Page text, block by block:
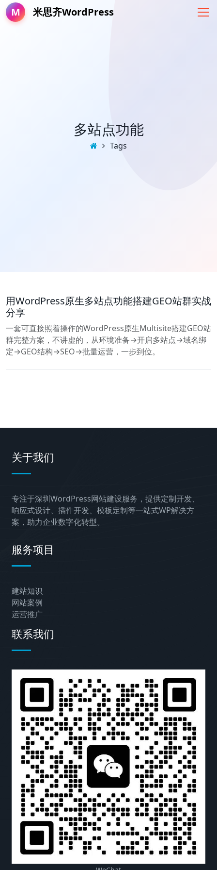
M 米思齐WordPress
多站点功能
Tags
用WordPress原生多站点功能搭建GEO站群实战
分享
一套可直接照着操作的WordPress原生Multisite搭建GEO站
群完整方案，不讲虚的，从环境准备→开启多站点→域名绑
定→GEO结构→SEO→批量运营，一步到位。
关于我们
专注于深圳WordPress网站建设服务，提供定制开发、
响应式设计、插件开发、模板定制等一站式WP解决方
案，助力企业数字化转型。
服务项目
建站知识
网站案例
运营推广
联系我们